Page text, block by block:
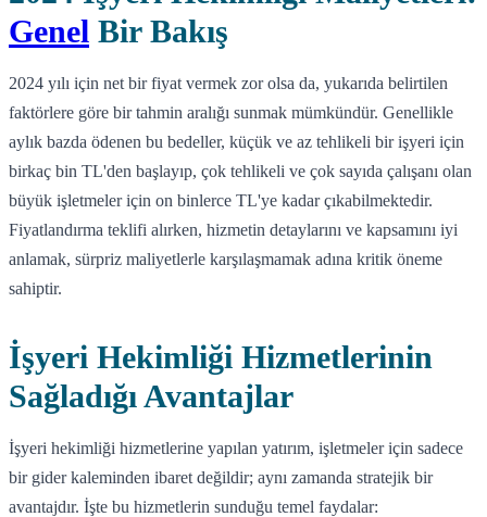
Genel Bir Bakış
2024 yılı için net bir fiyat vermek zor olsa da, yukarıda belirtilen
faktörlere göre bir tahmin aralığı sunmak mümkündür. Genellikle
aylık bazda ödenen bu bedeller, küçük ve az tehlikeli bir işyeri için
birkaç bin TL'den başlayıp, çok tehlikeli ve çok sayıda çalışanı olan
büyük işletmeler için on binlerce TL'ye kadar çıkabilmektedir.
Fiyatlandırma teklifi alırken, hizmetin detaylarını ve kapsamını iyi
anlamak, sürpriz maliyetlerle karşılaşmamak adına kritik öneme
sahiptir.
İşyeri Hekimliği Hizmetlerinin
Sağladığı Avantajlar
İşyeri hekimliği hizmetlerine yapılan yatırım, işletmeler için sadece
bir gider kaleminden ibaret değildir; aynı zamanda stratejik bir
avantajdır. İşte bu hizmetlerin sunduğu temel faydalar: